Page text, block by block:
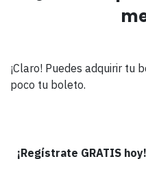
¡Claro! Puedes adquirir tu
poco tu boleto.
¡Regístrate GRATIS hoy!